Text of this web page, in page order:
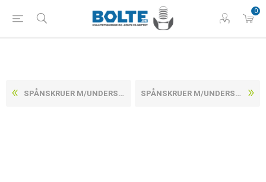
0
SPÅNSKRUER M/UNDERSÆNKET TORX HOVED, DELGEVIND GULFORZINKET STÅL CE/EN 14592 5X100/60 -T25 (200 STK) SPÅNSKRUER M/UNDERSÆNKET TORX HOVED, DELGEVIND GULFORZINKET STÅL CE/EN 14592 5X30/18 -T25 (500 STK)